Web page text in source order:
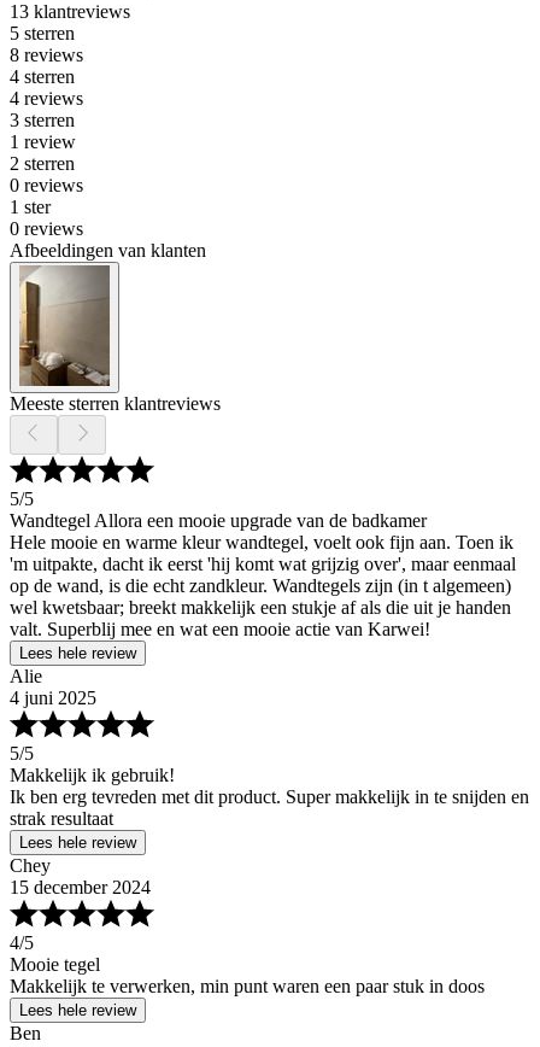
13 klantreviews
5 sterren
8 reviews
4 sterren
4 reviews
3 sterren
1 review
2 sterren
0 reviews
1 ster
0 reviews
Afbeeldingen van klanten
Meeste sterren klantreviews
5/5
Wandtegel Allora een mooie upgrade van de badkamer
Hele mooie en warme kleur wandtegel, voelt ook fijn aan. Toen ik
'm uitpakte, dacht ik eerst 'hij komt wat grijzig over', maar eenmaal
op de wand, is die echt zandkleur. Wandtegels zijn (in t algemeen)
wel kwetsbaar; breekt makkelijk een stukje af als die uit je handen
valt. Superblij mee en wat een mooie actie van Karwei!
Lees hele review
Alie
4 juni 2025
5/5
Makkelijk ik gebruik!
Ik ben erg tevreden met dit product. Super makkelijk in te snijden en
strak resultaat
Lees hele review
Chey
15 december 2024
4/5
Mooie tegel
Makkelijk te verwerken, min punt waren een paar stuk in doos
Lees hele review
Ben